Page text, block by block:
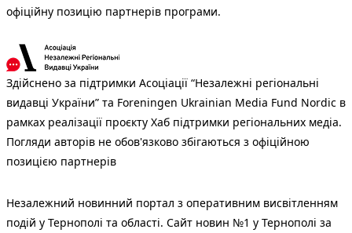
офіційну позицію партнерів програми.
Здійснено за підтримки Асоціації “Незалежні регіональні
видавці України” та Foreningen Ukrainian Media Fund Nordic в
рамках реалізації проєкту Хаб підтримки регіональних медіа.
Погляди авторів не обов'язково збігаються з офіційною
позицією партнерів
Незалежний новинний портал з оперативним висвітленням
подій у Тернополі та області. Сайт новин №1 у Тернополі за